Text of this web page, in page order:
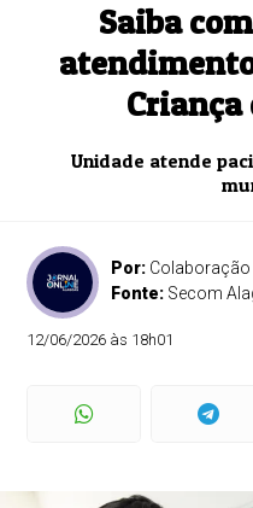
Saiba
Criança
Unidade atende
Por: Colaboração
Fonte: Secom
12/06/2026 às 18h01